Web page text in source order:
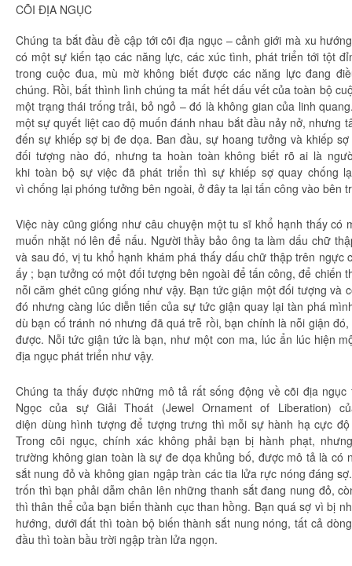
CÕI ĐỊA NGỤC
Chúng ta bắt đầu đề cập tớicõi địa ngục–cảnh giới mà xu hướng
có một sự kiến tạo các năng lực, các xúc tình, phát triển tới tột
trong cuộc đua, mù mờ không biết được các năng lựcđang
chúng. Rồi, bất thình lình chúng ta mất hết dấu vết củatoàn bộ
một trạng thái trống trải, bỏ ngỏ – đó làkhông gian của linh quang
một sự quyết liệt cao độ muốnđánh nhau bắt đầu nảy nở, nhưng
đến sự khiếp sợ bị đe dọa. Ban đầu, sự hoang tưởng và khiếp sợ
đối tượng nào đó, nhưng ta hoàn toàn không biết rõ ai là
khi toàn bộ sự việc đã phát triển thì sự khiếp sợ quay chống
vì chống lại phóng tưởng bên ngoài, ở đây ta lại tấn công vào bên
Việc này cũng giống như câu chuyện mộttu sĩ khổ hạnh thấy có
muốn nhặt nó lên để nấu. Người thầy bảo ông ta làm dấu chữ
và sau đó, vịtu khổ hạnh khám phá thấy dấu chữ thập trên ngực
ấy ; bạn tưởng có một đối tượng bên ngoài để tấn công, để chiến
nỗi căm ghét cũng giống như vậy. Bạn tức giận một đối tượng và
đó nhưng càng lúc diễn tiến của sự tức giận quay lại tàn phá
dù bạn cố tránh nó nhưng đã quá trễ rồi, bạn chính là nỗi giận
được. Nỗi tức giận tức là bạn, như một con ma, lúc ẩn lúc hiện
địa ngục phát triển như vậy.
Chúng ta thấy được những mô tả rấtsống động vềcõi địa ngục
Ngọc của sự Giải Thoát (Jewel Ornament of Liberation)
diện dùng hình tượng để tượng trưng thì mỗi sự hành hạ cực độ
Trong cõi ngục, chính xáckhông phải bạn bị hành phạt,
trường không gian toàn là sự đe dọa khủng bố, được mô tả là có
sắt nung đỏ và không gian ngập tràn các tia lửa rực nóng đáng sợ
trốn thì bạn phải dẫm chân lên những thanh sắt đang nung đỏ,
thìthân thểcủa bạn biến thành cục than hồng. Bạn quá sợ vì bị
hướng, dưới đất thì toàn bộ biến thành sắt nung nóng, tất cả
đầu thì toàn bầu trời ngập tràn lửa ngọn.